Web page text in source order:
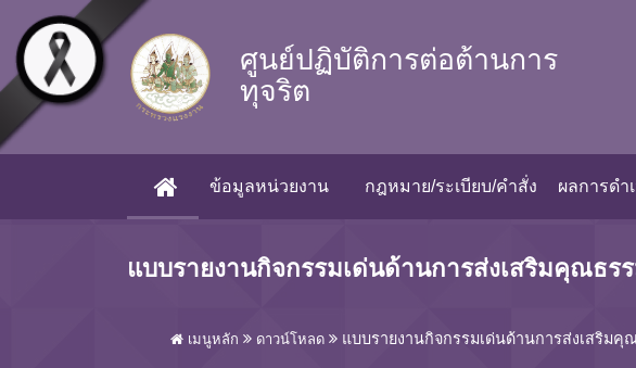
Skip to main content
ศูนย์ปฏิบัติการต่อต้านการ
ทุจริต
(CURRENT)
ข้อมูลหน่วยงาน กฎหมาย/ระเบียบ/คำสั่ง ผลการดำ
แบบรายงานกิจกรรมเด่นด้านการส่งเสริมคุณธร
เมนูหลัก ดาวน์โหลด แบบรายงานกิจกรรมเด่นด้านการส่งเสริม